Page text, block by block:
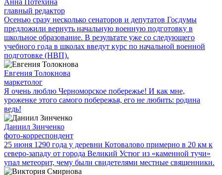
главный редактор
Осенью сразу несколько сенаторов и депутатов Госдумы
предложили вернуть начальную военную подготовку в
школьное образование. В результате уже со следующего
учебного года в школах введут курс по начальной военной
подготовке (НВП).
Евгения Толокнова
маркетолог
Я очень люблю Черноморское побережье! И как мне,
уроженке этого самого побережья, его не любить: родина
ведь!
Даниил Зинченко
фото-корреспондент
25 июня 1290 года у деревни Котовалово примерно в 20 км к
северо-западу от города Великий Устюг из «каменной тучи»
упал метеорит, чему были свидетелями местные священники.